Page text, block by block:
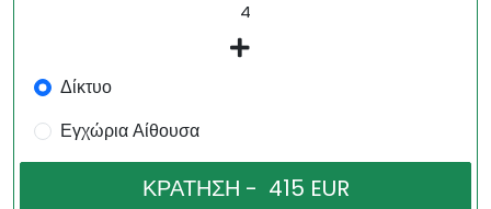
Δίκτυο
Εγχώρια Αίθουσα